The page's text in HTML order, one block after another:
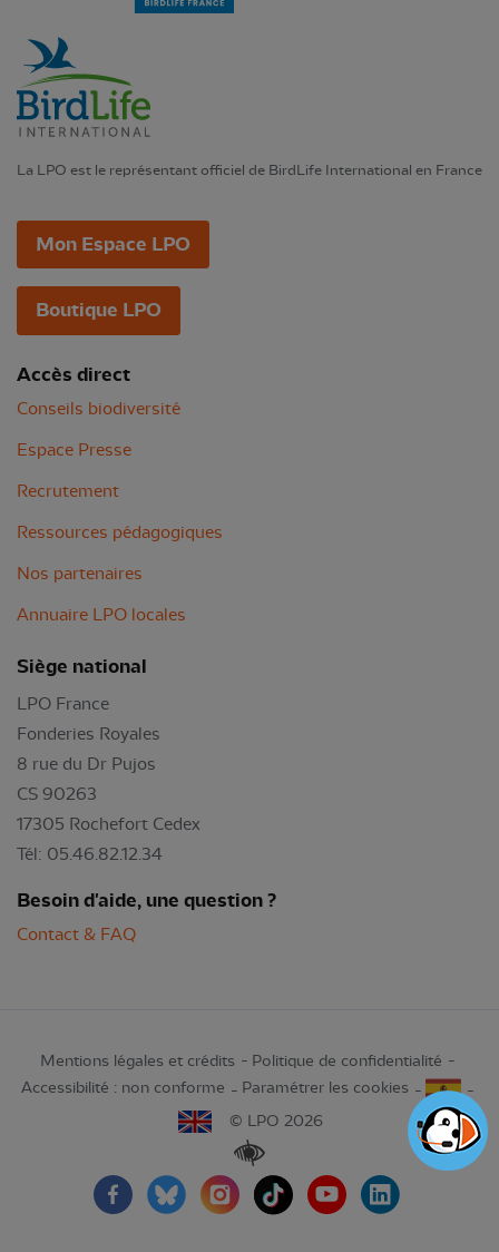
La LPO est le représentant officiel de BirdLife International en France
Mon Espace LPO
Boutique LPO
Accès direct
Conseils biodiversité
Espace Presse
Recrutement
Ressources pédagogiques
Nos partenaires
Annuaire LPO locales
Siège national
LPO France
Fonderies Royales
8 rue du Dr Pujos
CS 90263
17305 Rochefort Cedex
Tél: 05.46.82.12.34
Besoin d'aide, une question ?
Contact & FAQ
Mentions légales et crédits
Politique de confidentialité
Accessibilité : non conforme
Paramétrer les cookies
© LPO 2026
Renforcer les contrastes